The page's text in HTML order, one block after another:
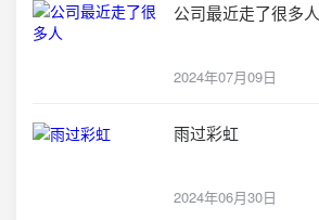
公司最近走了很多人
2024年07月09日
雨过彩虹
2024年06月30日